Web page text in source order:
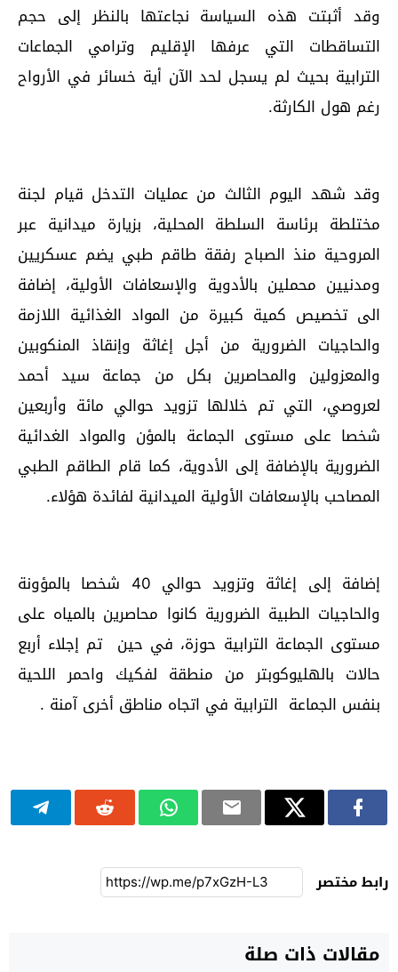
وقد أثبتت هذه السياسة نجاعتها بالنظر إلى حجم
التساقطات التي عرفها الإقليم وترامي الجماعات
الترابية بحيث لم يسجل لحد الآن أية خسائر في الأرواح
رغم هول الكارثة.
وقد شهد اليوم الثالث من عمليات التدخل قيام لجنة
مختلطة برئاسة السلطة المحلية، بزيارة ميدانية عبر
المروحية منذ الصباح رفقة طاقم طبي يضم عسكريين
ومدنيين محملين بالأدوية والإسعافات الأولية، إضافة
الى تخصيص كمية كبيرة من المواد الغذائية اللازمة
والحاجيات الضرورية من أجل إغاثة وإنقاذ المنكوبين
والمعزولين والمحاصرين بكل من جماعة سيد أحمد
لعروصي، التي تم خلالها تزويد حوالي مائة وأربعين
شخصا على مستوى الجماعة بالمؤن والمواد الغدائية
الضرورية بالإضافة إلى الأدوية، كما قام الطاقم الطبي
المصاحب بالإسعافات الأولية الميدانية لفائدة هؤلاء.
إضافة إلى إغاثة وتزويد حوالي 40 شخصا بالمؤونة
والحاجيات الطبية الضرورية كانوا محاصرين بالمياه على
مستوى الجماعة الترابية حوزة، في حين تم إجلاء أربع
حالات بالهليوكوبتر من منطقة لفكيك واحمر اللحية
بنفس الجماعة الترابية في اتجاه مناطق أخرى آمنة .
رابط مختصر
مقالات ذات صلة